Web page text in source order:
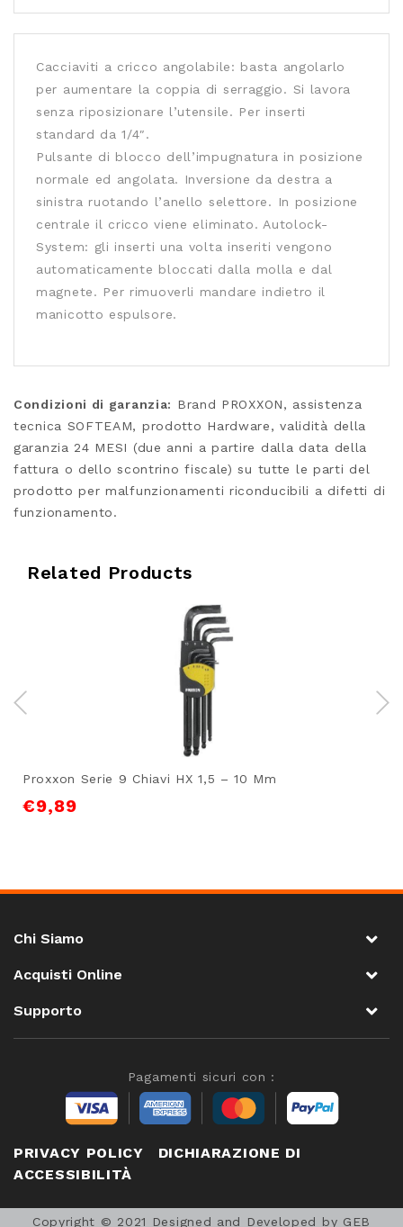
Cacciaviti a cricco angolabile: basta angolarlo
per aumentare la coppia di serraggio. Si lavora
senza riposizionare l’utensile. Per inserti
standard da 1/4″.
Pulsante di blocco dell’impugnatura in posizione
normale ed angolata. Inversione da destra a
sinistra ruotando l’anello selettore. In posizione
centrale il cricco viene eliminato. Autolock-
System: gli inserti una volta inseriti vengono
automaticamente bloccati dalla molla e dal
magnete. Per rimuoverli mandare indietro il
manicotto espulsore.
Condizioni di garanzia: Brand PROXXON, assistenza
tecnica SOFTEAM, prodotto Hardware, validità della
garanzia 24 MESI (due anni a partire dalla data della
fattura o dello scontrino fiscale) su tutte le parti del
prodotto per malfunzionamenti riconducibili a difetti di
funzionamento.
Related Products
Proxxon Serie 9 Chiavi HX 1,5 – 10 Mm
€9,89
Chi Siamo
Acquisti Online
Supporto
Pagamenti sicuri con :
PRIVACY POLICY
DICHIARAZIONE DI
ACCESSIBILITÀ
Copyright © 2021 Designed and Developed by GEB